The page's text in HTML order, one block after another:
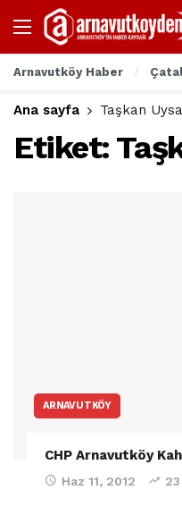
Arnavutköy Haber
Ana sayfa Taşkan
Etiket:
ARNAVUTKÖY
CHP Arnavutköy
Haz 11, 2012 23